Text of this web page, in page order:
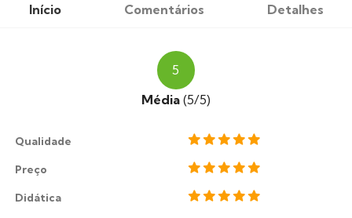
Início Comentários Detalhes
5
Média (5/5)
Qualidade
Preço
Didática